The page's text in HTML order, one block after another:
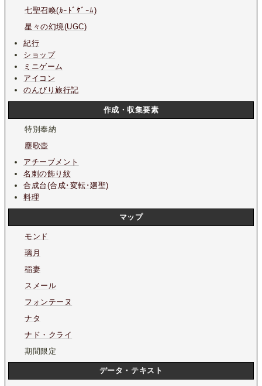
七聖召喚(ｶｰﾄﾞｹﾞｰﾑ)
星々の幻境(UGC)
紀行
ショップ
ミニゲーム
アイコン
のんびり旅行記
作成・収集要素
特別奉納
塵歌壺
アチーブメント
名刺の飾り紋
合成台(合成･変転･廻聖)
料理
マップ
モンド
璃月
稲妻
スメール
フォンテーヌ
ナタ
ナド・クライ
期間限定
データ・テキスト